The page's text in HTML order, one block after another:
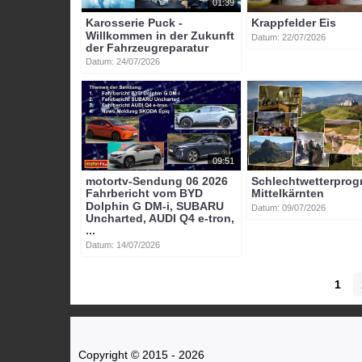
01:39
Karosserie Puck -
Willkommen in der Zukunft
der Fahrzeugreparatur
Datum: 24/07/2026
Krappfelder Eis
Datum: 22/07/2026
09:51
motortv-Sendung 06 2026
Fahrbericht vom BYD
Dolphin G DM-i, SUBARU
Uncharted, AUDI Q4 e-tron,
...
Datum: 14/07/2026
Mittelkärnten
Datum: 09/07/2026
1
Copyright © 2015 - 2026